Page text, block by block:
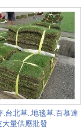
.台北草..地毯草.百慕達
大量供應批發